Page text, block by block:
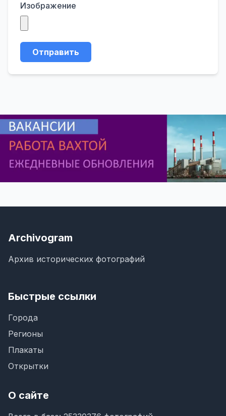
Изображение
Отправить
Archivogram
Архив исторических фотографий
Быстрые ссылки
Города
Регионы
Плакаты
Открытки
О сайте